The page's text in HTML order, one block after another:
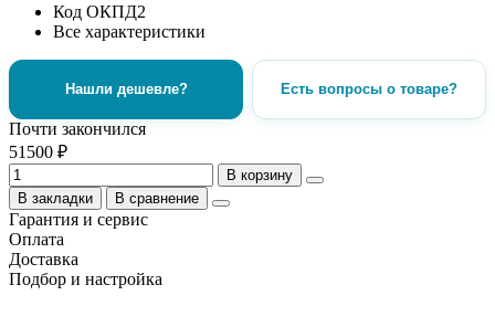
Код ОКПД2
Все характеристики
Нашли дешевле? Есть вопросы о товаре?
Почти закончился
51500 ₽
В корзину
В закладки
В сравнение
Гарантия и сервис
Оплата
Доставка
Подбор и настройка